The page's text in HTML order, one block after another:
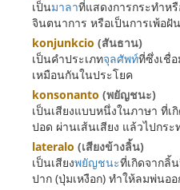
เป็นมาลาที่แสดงการกระทำห
จินตนาการ หรือเป็นการเพ้อฝัน
konjunkcio (สันธาน)
เป็นคำประเภทจุลศัพท์ที่ซึ่งเชื่
เหมือนกันในประโยค
konsonanto (พยัญชนะ)
เป็นเสียงแบบหนึ่งในภาษา ที่
ปอด ผ่านเส้นเสียง แล้วไปกร
lateralo (เสียงข้างลิ้น)
เป็นเสียงพยัญชนะที่เกิดจากลิ้
ปาก (ปุ่มเหงือก) ทำให้ลมพ่นอ